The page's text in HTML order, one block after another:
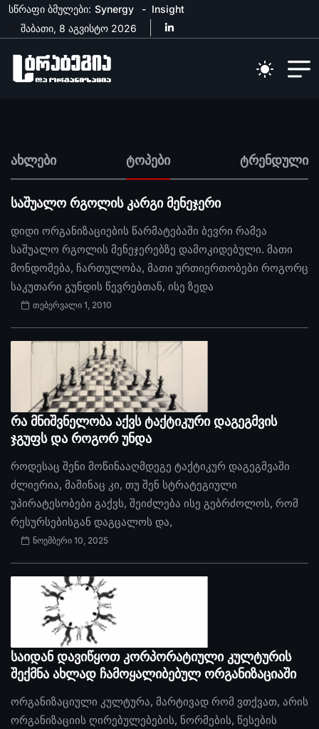
სწრაფი ბმულები: Synergy
Insight
შაბათი, 8 აგვისტო 2026
ახლები ტოპები ტრენდული
საშუალო რგოლის კარგი მენეჯერი
დიდი ორგანიზაციების წარმატებაში ბევრი რამეა
საშუალო რგოლის მენეჯერებზე დამოკიდებული. მათი
მონდომება, ჩართულობა, მათი ურთიერთობები როგორც
საკუთარი გუნდის წევრებთან, ისე ზედა
თებერვალი 1, 2010
რა მნიშვნელობა აქვს ტაქტიკური დაგეგმვის
ჯგუფს და როგორ უნდა
როდესაც შენი მოწინააღმდეგე ტაქტიკურ დაგეგმვაში
ძლიერია, მაშინაც კი, თუ შენ სტრატეგიული
უპირატესობები გაქვს, შეიძლება ისე გებრძოლოს, რომ
რესურსებისგან დაგცალოს და,
ნოემბერი 10, 2025
საიდან დავიწყოთ კორპორატიული კულტურის
შექმნა ახლად ჩამოყალიბებულ ორგანიზაციაში
ორგანიზაციული კულტურა, მარტივად რომ ვთქვათ, არის
ორგანიზაციის ღირებულებების, ნორმების, წესების